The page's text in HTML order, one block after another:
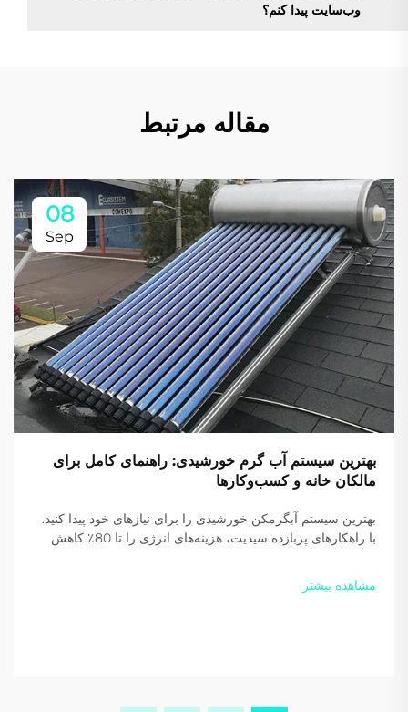
وب‌سایت پیدا کنم؟
مقاله مرتبط
08
Sep
بهترین سیستم آب گرم خورشیدی: راهنمای کامل برای
مالکان خانه و کسب‌وکارها
بهترین سیستم آبگرمکن خورشیدی را برای نیازهای خود پیدا کنید.
با راهکارهای پربازده سیدیت، هزینه‌های انرژی را تا 80٪ کاهش
کنید.
مشاهده بیشتر